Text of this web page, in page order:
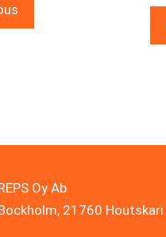
Oy Ab
21760 Houtskari